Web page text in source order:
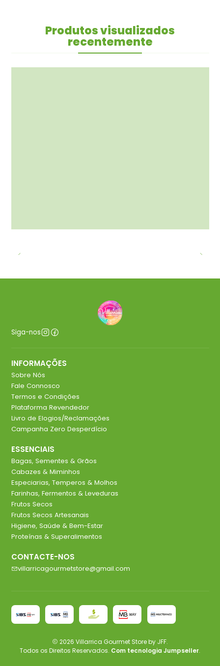
Produtos visualizados
recentemente
Siga-nos
INFORMAÇÕES
Sobre Nós
Fale Connosco
Termos e Condições
Plataforma Revendedor
Livro de Elogios/Reclamações
Campanha Zero Desperdício
ESSENCIAIS
Bagas, Sementes & Grãos
Cabazes & Miminhos
Especiarias, Temperos & Molhos
Farinhas, Fermentos & Leveduras
Frutos Secos
Frutos Secos Artesanais
Higiene, Saúde & Bem-Estar
Proteínas & Superalimentos
CONTACTE-NOS
villarricagourmetstore@gmail.com
2026 Villarrica Gourmet Store by JFF.
Todos os Direitos Reservados. Com tecnologia Jumpseller.